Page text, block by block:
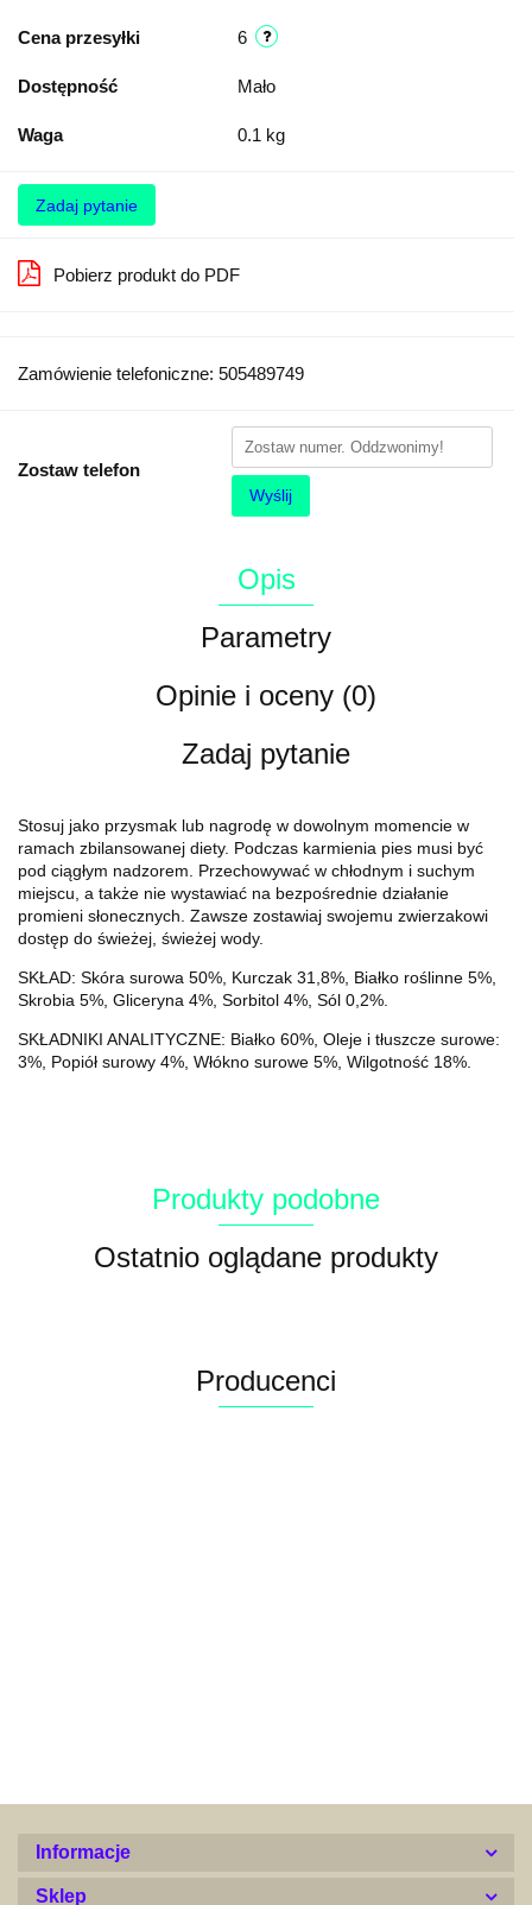
Cena przesyłki 6
Dostępność Mało
Waga 0.1 kg
Zadaj pytanie
Pobierz produkt do PDF
Zamówienie telefoniczne: 505489749
Zostaw telefon
Wyślij
Opis
Parametry
Opinie i oceny (0)
Zadaj pytanie
Stosuj jako przysmak lub nagrodę w dowolnym momencie w
ramach zbilansowanej diety. Podczas karmienia pies musi być
pod ciągłym nadzorem. Przechowywać w chłodnym i suchym
miejscu, a także nie wystawiać na bezpośrednie działanie
promieni słonecznych. Zawsze zostawiaj swojemu zwierzakowi
dostęp do świeżej, świeżej wody.
SKŁAD: Skóra surowa 50%, Kurczak 31,8%, Białko roślinne 5%,
Skrobia 5%, Gliceryna 4%, Sorbitol 4%, Sól 0,2%.
SKŁADNIKI ANALITYCZNE: Białko 60%, Oleje i tłuszcze surowe:
3%, Popiół surowy 4%, Włókno surowe 5%, Wilgotność 18%.
Produkty podobne
Ostatnio oglądane produkty
Producenci
Informacje
Sklep